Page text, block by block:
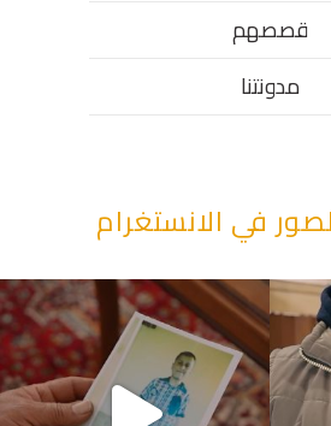
قصصهم
مدونتنا
في الانستغرام
ببكي.” ف